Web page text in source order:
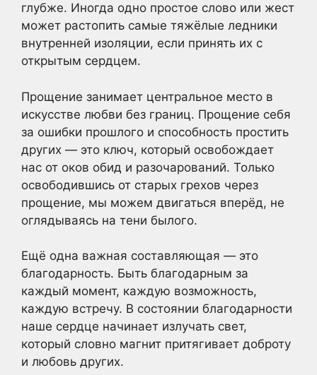
глубже. Иногда одно простое слово или жест
может растопить самые тяжёлые ледники
внутренней изоляции, если принять их с
открытым сердцем.
Прощение занимает центральное место в
искусстве любви без границ. Прощение себя
за ошибки прошлого и способность простить
других — это ключ, который освобождает
нас от оков обид и разочарований. Только
освободившись от старых грехов через
прощение, мы можем двигаться вперёд, не
оглядываясь на тени былого.
Ещё одна важная составляющая — это
благодарность. Быть благодарным за
каждый момент, каждую возможность,
каждую встречу. В состоянии благодарности
наше сердце начинает излучать свет,
который словно магнит притягивает доброту
и любовь других.